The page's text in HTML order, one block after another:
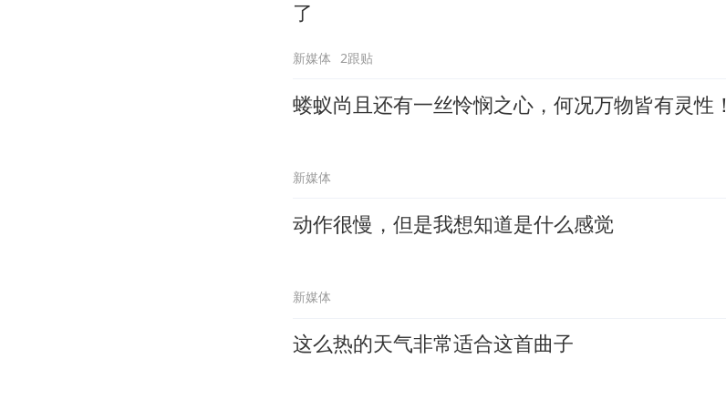
了
新媒体 2跟贴
蝼蚁尚且还有一丝怜悯之心，何况万物皆有灵性！
新媒体
动作很慢，但是我想知道是什么感觉
新媒体
这么热的天气非常适合这首曲子